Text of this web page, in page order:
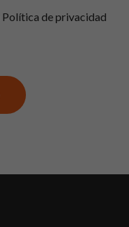
Política de privacidad